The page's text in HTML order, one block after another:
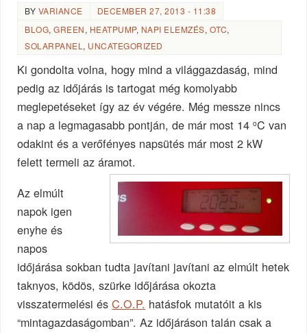
BY VARIANCE
DECEMBER 27, 2013 - 11:38
BLOG,GREEN, HEATPUMP, NAPI ELEMZÉS, OTC,
SOLARPANEL , UNCATEGORIZED
Ki gondolta volna, hogy mind a világgazdaság, mind
pedig az időjárás is tartogat még komolyabb
meglepetéseket így az év végére. Még messze nincs
a nap a legmagasabb pontján, de már most 14oC van
odakint és a verőfényes napsütés már most 2 kW
felett termeli az áramot.
Az elmúlt
napok igen
enyhe és
napos
időjárása sokban tudta javítani javítani az elmúlt hetek
taknyos, ködös, szürke időjárása okozta
visszatermelési ésC.O.P. hatásfok mutatóit a kis
“mintagazdaságomban”. Az időjáráson talán csak a